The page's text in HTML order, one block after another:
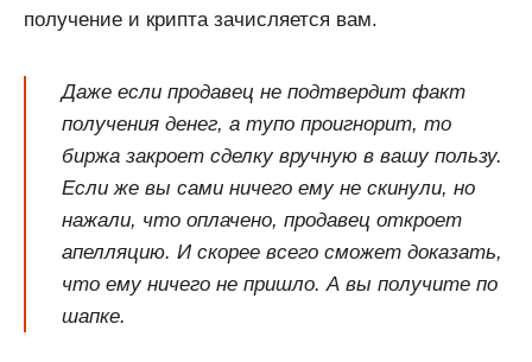
получение и крипта зачисляется вам.
Даже если продавец не подтвердит факт
получения денег, а тупо проигнорит, то
биржа закроет сделку вручную в вашу пользу.
Если же вы сами ничего ему не скинули, но
нажали, что оплачено, продавец откроет
апелляцию. И скорее всего сможет доказать,
что ему ничего не пришло. А вы получите по
шапке.